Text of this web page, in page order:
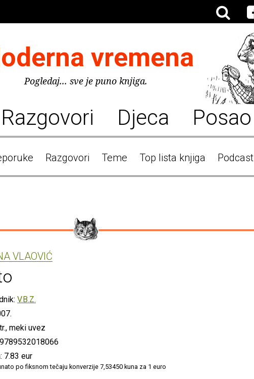
vremena
Pogledaj... sve je puno knjiga.
Razgovori Djeca Posao
Razgovori Teme Top lista knjiga Podcast
VLAOVIĆ
V.B.Z.
meki uvez
7.83 eur
po fiksnom tečaju konverzije 7,53450 kuna za 1 euro